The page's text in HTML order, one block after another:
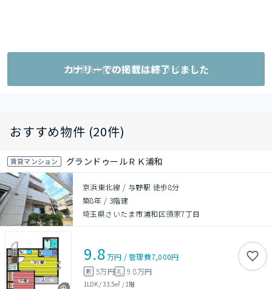
お問い合わせ（外部サイト）
カナリーでの掲載は終了しました
おすすめ物件 (20件)
賃貸マンション グランドゥールＲＫ浦和
京浜東北線 / 与野駅 徒歩8分
築8年 / 3階建
埼玉県さいたま市浦和区領家7丁目
9.8万円 /管理費7,000円
敷 5万円礼 9.8万円
1LDK/33.5㎡ / 1階